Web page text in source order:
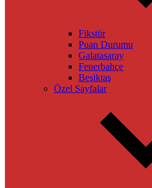
Fikstür
Puan Durumu
Galatasaray
Fenerbahçe
Beşiktaş
Özel Sayfalar